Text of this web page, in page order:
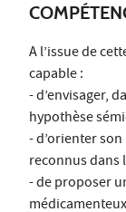
A l’issue de
capable :
- d’envisager,
hypothèse
- d’orienter
reconnus dans
- de proposer